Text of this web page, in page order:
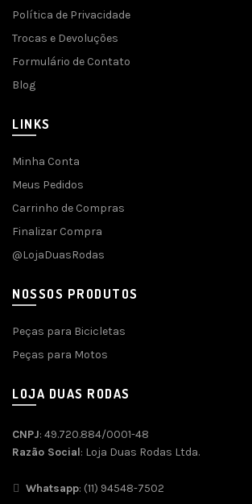
Política de Privacidade
Trocas e Devoluções
Formulário de Contato
Blog
LINKS
Minha Conta
Meus Pedidos
Carrinho de Compras
Finalizar Compra
@LojaDuasRodas
NOSSOS PRODUTOS
Peças para Bicicletas
Peças para Motos
LOJA DUAS RODAS
CNPJ: 49.720.884/0001-48
Razão Social: Loja Duas Rodas Ltda.
Whatsapp: (11) 94548-7502